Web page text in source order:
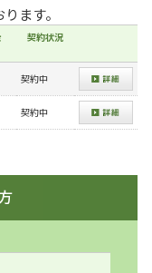
ます。
契約状況
契約中
契約中